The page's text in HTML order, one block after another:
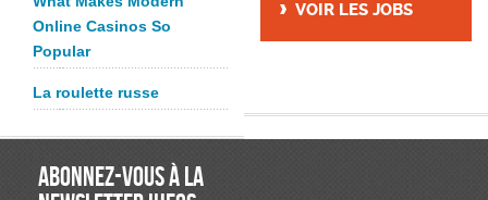
Online Casinos So
Popular
La roulette russe
VOIR LES JOBS
ABONNEZ-VOUS À LA